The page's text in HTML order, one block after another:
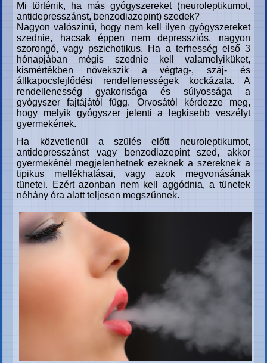
Mi történik, ha más gyógyszereket (neuroleptikumot,
antidepresszánst, benzodiazepint) szedek?
Nagyon valószínű, hogy nem kell ilyen gyógyszereket
szednie, hacsak éppen nem depressziós, nagyon
szorongó, vagy pszichotikus. Ha a terhesség első 3
hónapjában mégis szednie kell valamelyiküket,
kismértékben növekszik a végtag-, száj- és
állkapocsfejlődési rendellenességek kockázata. A
rendellenesség gyakorisága és súlyossága a
gyógyszer fajtájától függ. Orvosától kérdezze meg,
hogy melyik gyógyszer jelenti a legkisebb veszélyt
gyermekének.
Ha közvetlenül a szülés előtt neuroleptikumot,
antidepresszánst vagy benzodiazepint szed, akkor
gyermekénél megjelenhetnek ezeknek a szereknek a
tipikus mellékhatásai, vagy azok megvonásának
tünetei. Ezért azonban nem kell aggódnia, a tünetek
néhány óra alatt teljesen megszűnnek.